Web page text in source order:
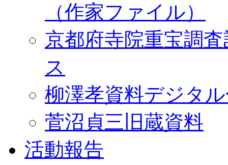
（作家ファイル）
京都府寺院重宝調
ス
柳澤孝資料デジタ
菅沼貞三旧蔵資料
活動報告